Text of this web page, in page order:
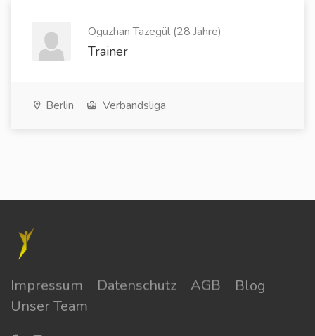
Oguzhan Tazegül (28 Jahre)
Trainer
Berlin Verbandsliga
Impressum Datenschutz AGB
Blog
Unser Team